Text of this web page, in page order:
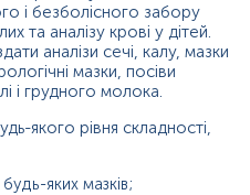
і безболісного забору
та аналізу крові у дітей.
аналізи сечі, калу, мазки
мазки, посіви
і грудного молока.
якого рівня складності,
яких мазків;